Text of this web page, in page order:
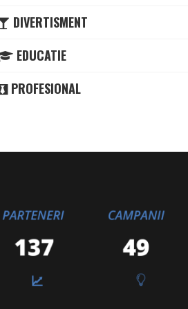
DIVERTISMENT
EDUCATIE
PROFESIONAL